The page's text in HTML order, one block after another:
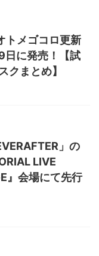
トメゴコロ更新
日に発売！【試
クまとめ】
」の
LIVE
』会場にて先行